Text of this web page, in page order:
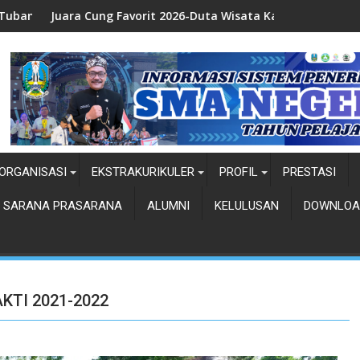
Favorit 2026-Duta Wisata Kab. Tuban Juara 1 Duta
EKSTRAKURIKULER PROFIL PRESTASI
SARANA PRASARANA ALUMNI KELULUSAN
2021-2022